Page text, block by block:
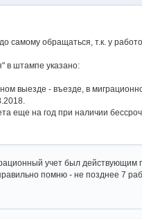
самому обращаться, т.к. у
в штампе указано:
выезде - въезде, в
еще на год при наличии
учет был действующим
помню - не позднее 7